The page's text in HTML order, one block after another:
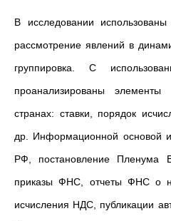
В исследовании
рассмотрение явлений в
группировка. С
проанализированы
странах: ставки, порядок
др. Информационной основой
РФ, постановление Пленума
приказы ФНС, отчеты ФНС о
исчисления НДС, публикации